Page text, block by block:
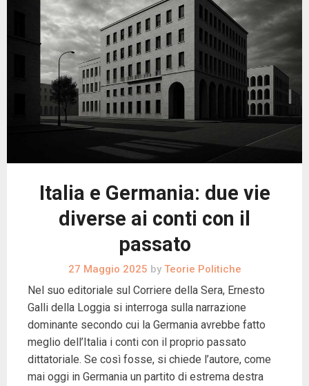
Italia e Germania: due vie
diverse ai conti con il
passato
27 Maggio 2025 byTeorie Politiche
Nel suo editoriale sul Corriere della Sera, Ernesto
Galli della Loggia si interroga sulla narrazione
dominante secondo cui la Germania avrebbe fatto
meglio dell’Italia i conti con il proprio passato
dittatoriale. Se così fosse, si chiede l’autore, come
mai oggi in Germania un partito di estrema destra